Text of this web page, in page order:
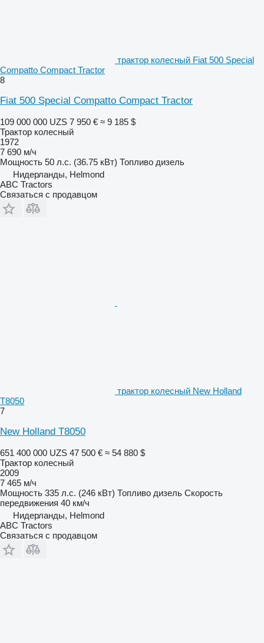
трактор колесный Fiat 500 Special
Compatto Compact Tractor
8
Fiat 500 Special Compatto Compact Tractor
109 000 000 UZS 7 950 € ≈ 9 185 $
Трактор колесный
1972
7 690 м/ч
Мощность 50 л.с. (36.75 кВт) Топливо дизель
Нидерланды, Helmond
ABC Tractors
Связаться с продавцом
трактор колесный New Holland
T8050
7
New Holland T8050
651 400 000 UZS 47 500 € ≈ 54 880 $
Трактор колесный
2009
7 465 м/ч
Мощность 335 л.с. (246 кВт) Топливо дизель Скорость
передвижения 40 км/ч
Нидерланды, Helmond
ABC Tractors
Связаться с продавцом